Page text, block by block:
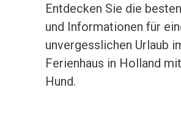
Entdecken Sie die
und Informationen für
unvergesslichen Urlaub
Ferienhaus in Holland
Hund.